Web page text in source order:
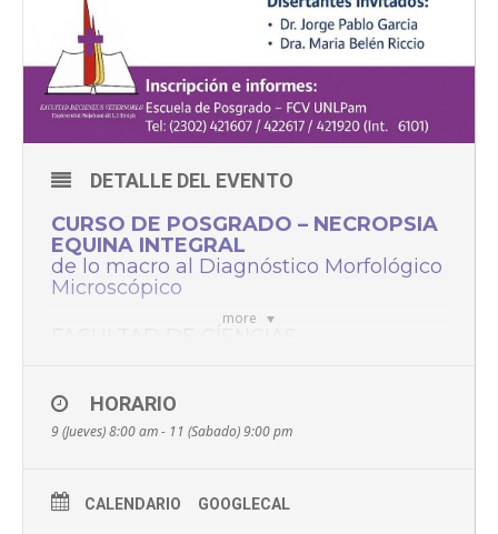
more
DETALLE DEL EVENTO
CURSO DE POSGRADO – NECROPSIA
EQUINA INTEGRAL
de lo macro al Diagnóstico Morfológico
Microscópico
9, 10 Y 11 DE OCTUBRE DE 2025
Carga horaria:40 horas (30 pres + 10 de estúdio
domiciliario)
VER INFO
HORARIO
9 (Jueves) 8:00 am - 11 (Sabado) 9:00 pm
CALENDARIO GOOGLECAL